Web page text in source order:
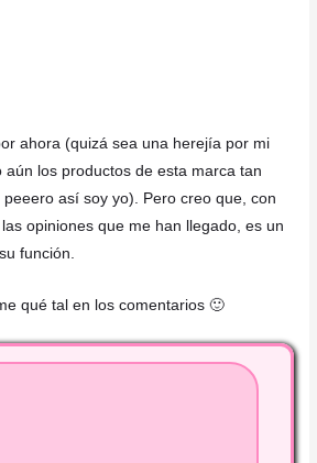
ahora (quizá sea una herejía por mi
aún los productos de esta marca tan
así soy yo). Pero creo que, con
opiniones que me han llegado, es un
función.
qué tal en los comentarios 🙂